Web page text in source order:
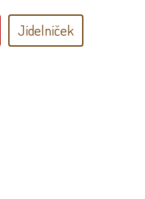
Jídelníček